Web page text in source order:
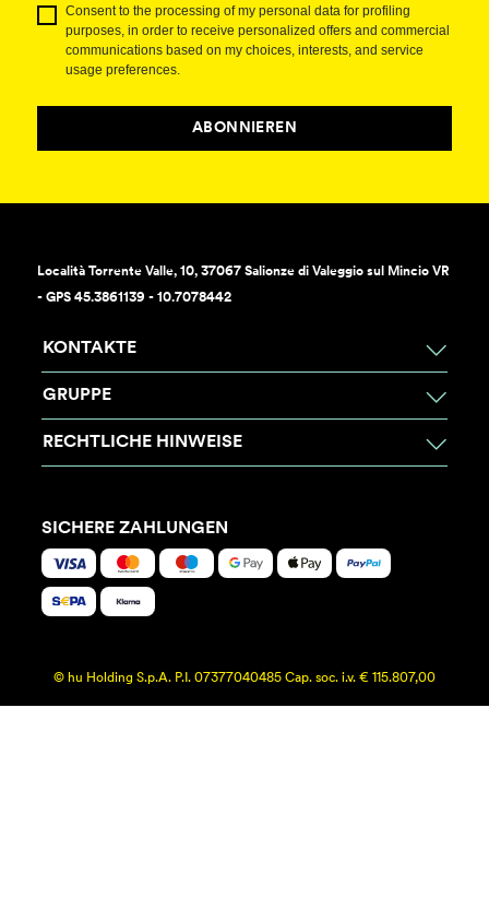
Consent to the processing of my personal data for profiling
purposes, in order to receive personalized offers and commercial
communications based on my choices, interests, and service
usage preferences.
ABONNIEREN
Località Torrente Valle, 10, 37067 Salionze di Valeggio sul Mincio VR
- GPS 45.3861139 - 10.7078442
KONTAKTE
GRUPPE
RECHTLICHE HINWEISE
SICHERE ZAHLUNGEN
© hu Holding S.p.A. P.I. 07377040485 Cap. soc. i.v. € 115.807,00